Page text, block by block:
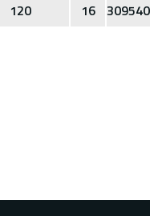
120 16 309540